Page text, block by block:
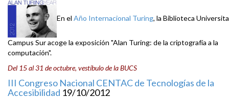
En el Año Internacional Turing, la Biblioteca
Campus Sur acoge la exposición "Alan Turing: de la criptografía a la
computación".
Del 15 al 31 de octubre, vestíbulo de la BUCS
III Congreso Nacional CENTAC de Tecnologías de la
Accesibilidad 19/10/2012